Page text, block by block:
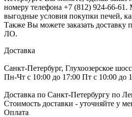
номеру телефона +7 (812) 924-66-
выгодные условия покупки печей,
Также Вы можете заказать доставку
ЛО.
Доставка
Санкт-Петербург, Глухоозерское
Пн-Чт с 10:00 до 17:00 Пт с 10:00 до
Доставка по Санкт-Петербургу по
Стоимость доставки - уточняйте у
Оплата